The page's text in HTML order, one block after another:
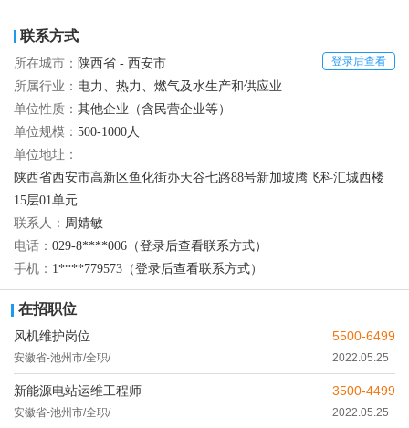
联系方式
登录后查看
所在城市： 陕西省 - 西安市
所属行业： 电力、热力、燃气及水生产和供应业
单位性质： 其他企业（含民营企业等）
单位规模： 500-1000人
单位地址：
陕西省西安市高新区鱼化街办天谷七路88号新加坡腾飞科汇城西楼
15层01单元
联系人： 周婧敏
电话： 029-8****006（登录后查看联系方式）
手机： 1****779573（登录后查看联系方式）
在招职位
风机维护岗位
安徽省-池州市/全职/
5500-6499
2022.05.25
新能源电站运维工程师
安徽省-池州市/全职/
3500-4499
2022.05.25